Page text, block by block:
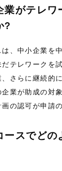
業がテレワ
?
、中小企業を
テレワークを
さらに継続的
業が助成の対
の認可が申請
ースでどの